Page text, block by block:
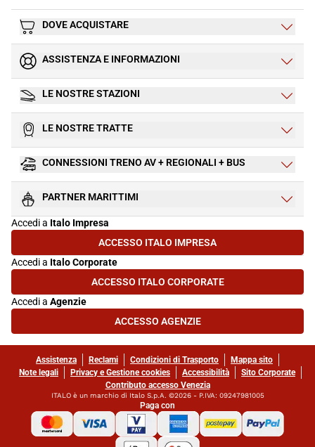
DOVE ACQUISTARE
ASSISTENZA E INFORMAZIONI
LE NOSTRE STAZIONI
LE NOSTRE TRATTE
CONNESSIONI TRENO AV + REGIONALI + BUS
PARTNER MARITTIMI
Accedi a Italo Impresa
ACCESSO ITALO IMPRESA(SI APRE IN UNA NUOVA SCHEDA)
Accedi a Italo Corporate
ACCESSO ITALO CORPORATE(SI APRE IN UNA NUOVA SCHEDA)
Accedi a Agenzie
ACCESSO AGENZIE(SI APRE IN UNA NUOVA SCHEDA)
Assistenza Reclami Condizioni di Trasporto
Mappa sito
Note legali
Privacy e Gestione cookies Accessibilità
Sito Corporate
Contributo accesso Venezia
ITALO è un marchio di Italo S.p.A. ©2026 - P.IVA: 09247981005
Paga con